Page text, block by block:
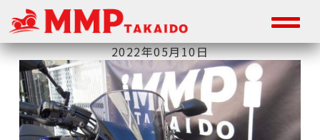
2022年05月10日